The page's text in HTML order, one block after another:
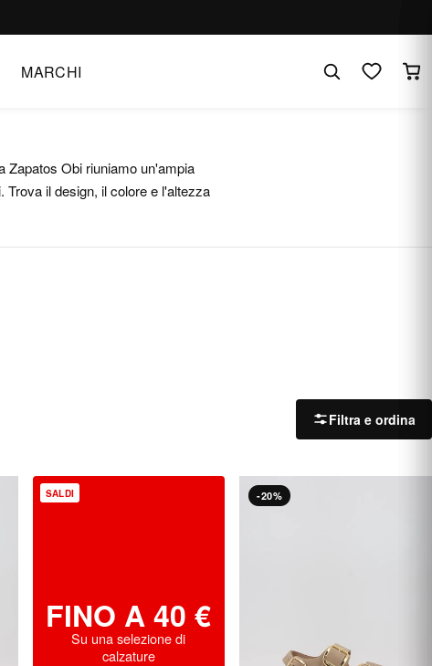
MARCHI
Zapatos Obi riuniamo un'ampia
Trova il design, il colore e l'altezza
Filtra e ordina
SALDI
FINO A 40 €
Su una selezione di
calzature
-20%